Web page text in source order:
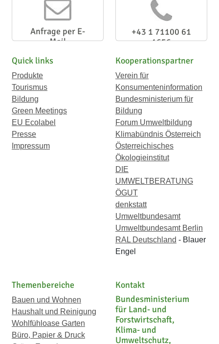
Anfrage per E-
Mail
+43 1 71100 61
1656
Quick links
Produkte
Tourismus
Bildung
Green Meetings
EU Ecolabel
Presse
Impressum
Kooperationspartner
Verein für
Konsumenteninformation
Bundesministerium für
Bildung
Forum Umweltbildung
Klimabündnis Österreich
Österreichisches
Ökologieinstitut
DIE
UMWELTBERATUNG
ÖGUT
denkstatt
Umweltbundesamt
Umweltbundesamt Berlin
RAL Deutschland - Blauer
Engel
Themenbereiche
Bauen und Wohnen
Haushalt und Reinigung
Wohlfühloase Garten
Büro, Papier & Druck
Kontakt
Bundesministerium
für Land- und
Forstwirtschaft,
Klima- und
Umweltschutz,